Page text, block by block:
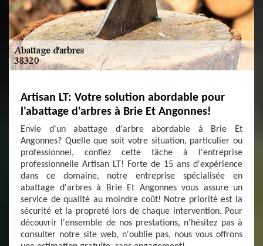
Artisan LT: Votre solution abordable pour
l'abattage d'arbres à Brie Et Angonnes!
Envie d'un abattage d'arbre abordable à Brie Et
Angonnes? Quelle que soit votre situation, particulier ou
professionnel, confiez cette tâche à l'entreprise
professionnelle Artisan LT! Forte de 15 ans d'expérience
dans ce domaine, notre entreprise spécialisée en
abattage d'arbres à Brie Et Angonnes vous assure un
service de qualité au moindre coût! Notre priorité est la
sécurité et la propreté lors de chaque intervention. Pour
découvrir l'ensemble de nos prestations, n'hésitez pas à
consulter notre site web, n'oublie pas, nous vous offrons